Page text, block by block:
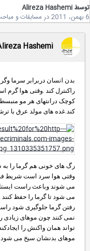
Alireza Hashemi
درمسابقات و مباحث
Alireza Hashemi
بدن انسان دربرابر سرما
راکنترل کند .وقتی هوا گرم
کوچک درانتهای هر مو
کند.غده های مولد عرق با
رگ های خونی هم گرما را به
وقتی هوا سرد است شریط فرق
می شوند وباعث راست
می شود تا گرما را حفظ کنند
رفتن گرما جلوگیری شود راست
نمی کنند چون موهای زیادی
تواند همان واکنش را
موهای بدنشان سیخ می شود